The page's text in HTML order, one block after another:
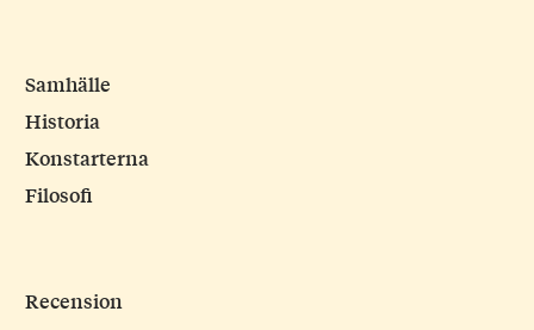
Samhälle
Historia
Konstarterna
Filosofi
Recension